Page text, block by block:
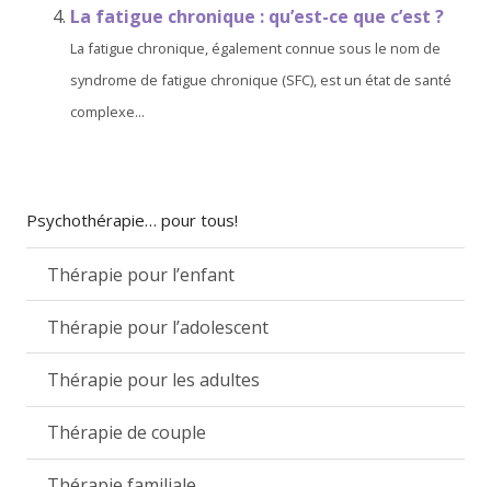
La fatigue chronique : qu’est-ce que c’est ?
La fatigue chronique, également connue sous le nom de
syndrome de fatigue chronique (SFC), est un état de santé
complexe...
Psychothérapie… pour tous!
Thérapie pour l’enfant
Thérapie pour l’adolescent
Thérapie pour les adultes
Thérapie de couple